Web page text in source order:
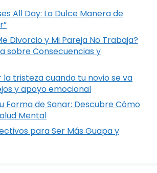
All Day: La Dulce Manera de
Divorcio y Mi Pareja No Trabaja?
sobre Consecuencias y
tristeza cuando tu novio se va
y apoyo emocional
Forma de Sanar: Descubre Cómo
Mental
para Ser Más Guapa y